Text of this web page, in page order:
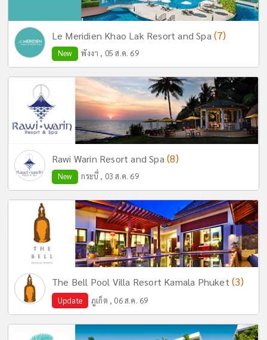
Le Meridien Khao Lak Resort and Spa (7)
New พังงา , 05 ส.ค. 69
Rawi Warin Resort and Spa (8)
New กระบี่ , 03 ส.ค. 69
The Bell Pool Villa Resort Kamala Phuket (3)
Update ภูเก็ต , 06 ส.ค. 69